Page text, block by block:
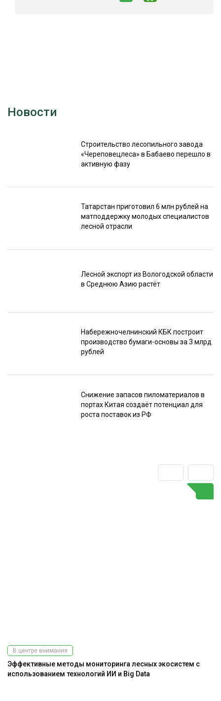
Новости
Строительство лесопильного завода
«Череповецлеса» в Бабаево перешло в
активную фазу
Татарстан приготовил 6 млн рублей на
матподдержку молодых специалистов
лесной отрасли
Лесной экспорт из Вологодской области
в Среднюю Азию растёт
Набережночелнинский КБК построит
производство бумаги-основы за 3 млрд
рублей
Снижение запасов пиломатериалов в
портах Китая создаёт потенциал для
роста поставок из РФ
В центре внимания
Эффективные методы мониторинга лесных экосистем с
использованием технологий ИИ и Big Data